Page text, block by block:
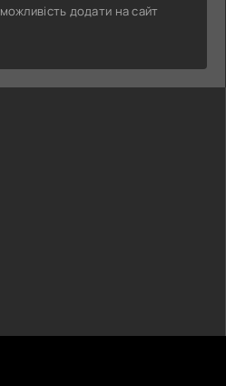
додати на сайт